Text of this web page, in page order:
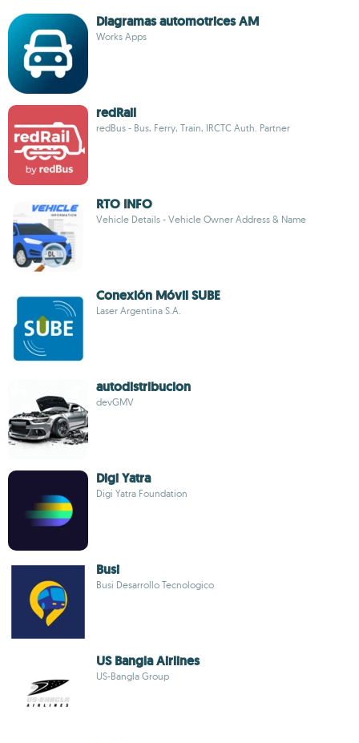
Diagramas automotrices AM
Works Apps
redRail
redBus - Bus, Ferry, Train, IRCTC Auth. Partner
RTO INFO
Vehicle Details - Vehicle Owner Address & Name
Conexión Móvil SUBE
Laser Argentina S.A.
autodistribucion
devGMV
Digi Yatra
Digi Yatra Foundation
Busi
Busi Desarrollo Tecnologico
US Bangla Airlines
US-Bangla Group